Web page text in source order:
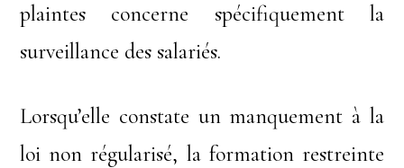
plaintes concerne spécifiquement la
surveillance des salariés.
Lorsqu’elle constate un manquement à la
loi non régularisé, la formation restreinte